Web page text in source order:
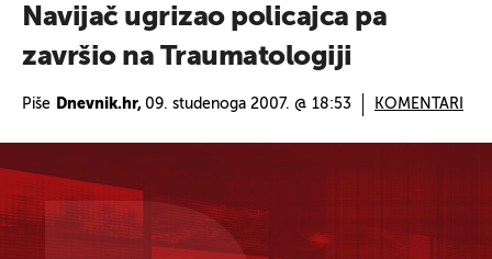
Navijač ugrizao policajca pa
završio na Traumatologiji
Piše Dnevnik.hr, 09. studenoga 2007. @ 18:53 KOMENTARI